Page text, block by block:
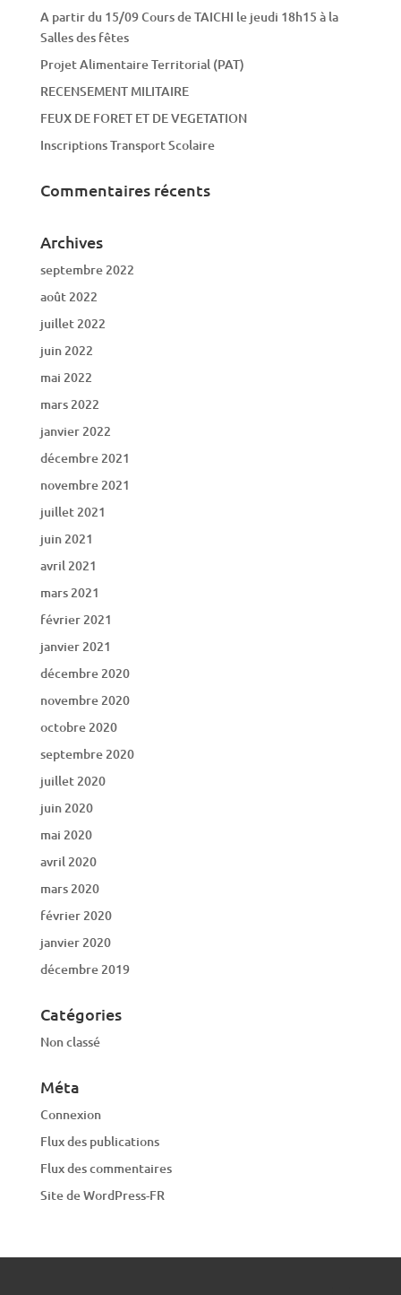
A partir du 15/09 Cours de TAICHI le jeudi 18h15 à la
Salles des fêtes
Projet Alimentaire Territorial (PAT)
RECENSEMENT MILITAIRE
FEUX DE FORET ET DE VEGETATION
Inscriptions Transport Scolaire
Commentaires récents
Archives
septembre 2022
août 2022
juillet 2022
juin 2022
mai 2022
mars 2022
janvier 2022
décembre 2021
novembre 2021
juillet 2021
juin 2021
avril 2021
mars 2021
février 2021
janvier 2021
décembre 2020
novembre 2020
octobre 2020
septembre 2020
juillet 2020
juin 2020
mai 2020
avril 2020
mars 2020
février 2020
janvier 2020
décembre 2019
Catégories
Non classé
Méta
Connexion
Flux des publications
Flux des commentaires
Site de WordPress-FR